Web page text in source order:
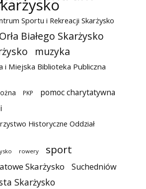
Sportu i Rekreacji Skarżysko
Białego Skarżysko
muzyka
i Miejska Biblioteka Publiczna
PKP
pomoc charytatywna
Historyczne Oddział
rowery sport
Skarżysko Suchedniów
Skarżysko